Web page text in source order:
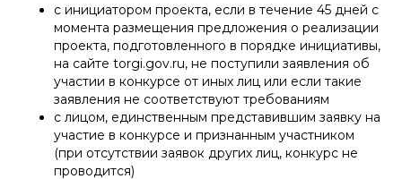
с инициатором проекта, если в течение 45 дней с
момента размещения предложения о реализации
проекта, подготовленного в порядке инициативы,
на сайте torgi.gov.ru, не поступили заявления об
участии в конкурсе от иных лиц или если такие
заявления не соответствуют требованиям
с лицом, единственным представившим заявку на
участие в конкурсе и признанным участником
(при отсутствии заявок других лиц, конкурс не
проводится)